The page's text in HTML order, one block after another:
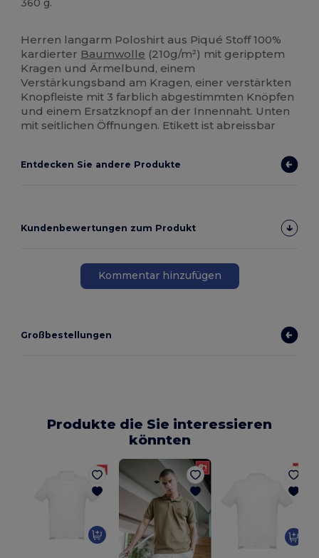
360 g.
Herren langarm Poloshirt aus Piqué Stoff 100%
kardierter Baumwolle (210g/m²) mit geripptem
Kragen und Ärmelbund, einem
Verstärkungsband am Kragen, einer verstärkten
Knopfleiste mit 3 farblich abgestimmten Knöpfen
und einem Ersatzknopf an der Innennaht. Unten
mit seitlichen Öffnungen. Etikett ist abreissbar
Entdecken Sie andere Produkte
Kundenbewertungen zum Produkt
Kommentar hinzufügen
Großbestellungen
Produkte die Sie interessieren
könnten